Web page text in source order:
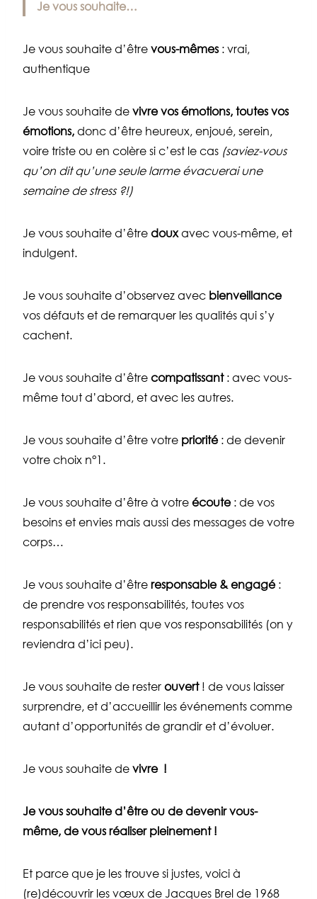
Je vous souhaite…
Je vous souhaite d’être vous-mêmes : vrai,
authentique
Je vous souhaite de vivre vos émotions, toutes vos
émotions, donc d’être heureux, enjoué, serein,
voire triste ou en colère si c’est le cas (saviez-vous
qu’on dit qu’une seule larme évacuerai une
semaine de stress ?!)
Je vous souhaite d’être douxavec vous-même, et
indulgent.
Je vous souhaite d’observez avec bienveillance
vos défauts et de remarquer les qualités qui s’y
cachent.
Je vous souhaite d’être compatissant: avec vous-
même tout d’abord, et avec les autres.
Je vous souhaite d’être votre priorité: de devenir
votre choix n°1.
Je vous souhaite d’être à votre écoute: de vos
besoins et envies mais aussi des messages de votre
corps…
Je vous souhaite d’être responsable & engagé:
de prendre vos responsabilités, toutes vos
responsabilités et rien que vos responsabilités (on y
reviendra d’ici peu).
Je vous souhaite de rester ouvert! de vous laisser
surprendre, et d’accueillir les événements comme
autant d’opportunités de grandir et d’évoluer.
Je vous souhaite de vivre !
Je vous souhaite d’être ou de devenir vous-
même, de vous réaliser pleinement !
Et parce que je les trouve si justes, voici à
(re)découvrir les vœux de Jacques Brel de 1968